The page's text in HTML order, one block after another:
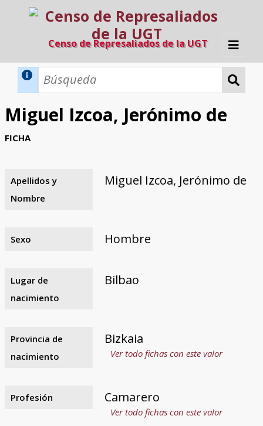
Censo de Represaliados de la UGT
Inicio
Búsqueda Dinámica
Búsqueda Avanzada
Filtros A-Z
Razones y objetivos
El equipo
Colaboradores
Fuentes documentales
Miguel Izcoa, Jerónimo de
FICHA
Apellidos y
Nombre
Miguel Izcoa, Jerónimo de
Sexo Hombre
Lugar de
nacimiento
Bilbao
Provincia de
nacimiento
Bizkaia
Ver todo fichas con este valor
Profesión Camarero
Ver todo fichas con este valor